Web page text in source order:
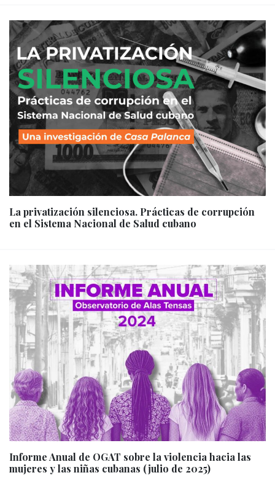
La privatización silenciosa. Prácticas de corrupción
en el Sistema Nacional de Salud cubano
Informe Anual de OGAT sobre la violencia hacia las
mujeres y las niñas cubanas (julio de 2025)